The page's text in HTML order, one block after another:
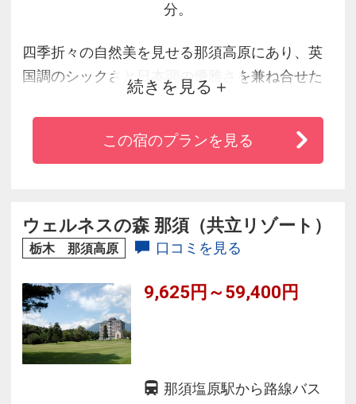
分。
四季折々の自然美を見せる那須高原にあり、英
国調のシックさと日本調の優雅さを兼ね合せた
リゾートホテルです。
食事は地場で採れたみずみずしい高原野菜や旬
の食材を使い、四季折々の味覚をお楽しみ戴け
ァミリー牧場など観光の拠点に便利な立地で
す。
続きを見る
この宿のプランを見る
ウェルネスの森 那須（共立リゾート）
栃木 那須高原 口コミを見る
9,625円～59,400円
那須塩原駅から路線バス